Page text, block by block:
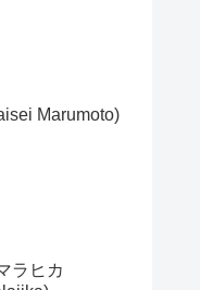
Marumoto)
ラヒカ